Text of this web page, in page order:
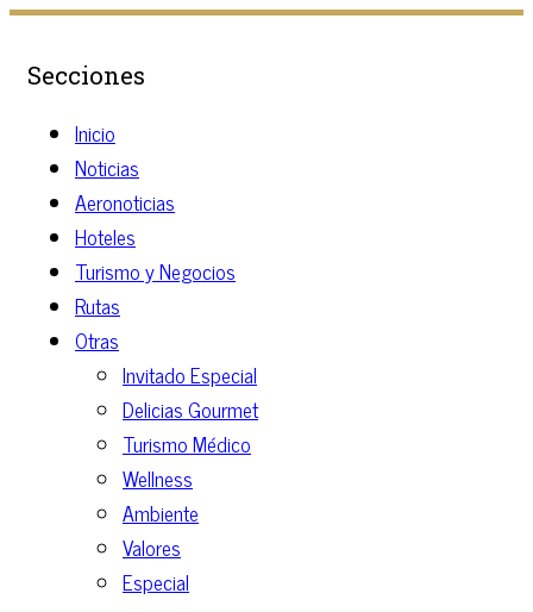
Secciones
Inicio
Noticias
Aeronoticias
Hoteles
Turismo y Negocios
Rutas
Otras
Invitado Especial
Delicias Gourmet
Turismo Médico
Wellness
Ambiente
Valores
Especial